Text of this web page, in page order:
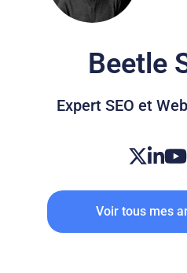
Beetle
Expert SEO et
Voir tous mes